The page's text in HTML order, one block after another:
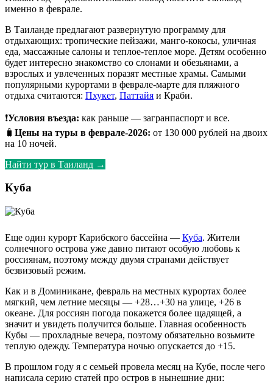
именно в феврале.
В Таиланде предлагают развернутую программу для
отдыхающих: тропические пейзажи, манго-кокосы, уличная
еда, массажные салоны и теплое-теплое море. Детям особенно
будет интересно знакомство со слонами и обезьянами, а
взрослых и увлеченных поразят местные храмы. Самыми
популярными курортами в феврале-марте для пляжного
отдыха считаются: Пхукет, Паттайя и Краби.
❗Условия въезда: как раньше — загранпаспорт и все.
🧳 Цены на туры в феврале-2026: от 130 000 рублей на двоих
на 10 ночей.
Найти тур в Таиланд →
Куба
Еще один курорт Карибского бассейна — Куба. Жители
солнечного острова уже давно питают особую любовь к
россиянам, поэтому между двумя странами действует
безвизовый режим.
Как и в Доминикане, февраль на местных курортах более
мягкий, чем летние месяцы — +28…+30 на улице, +26 в
океане. Для россиян погода покажется более щадящей, а
значит и увидеть получится больше. Главная особенность
Кубы — прохладные вечера, поэтому обязательно возьмите
теплую одежду. Температура ночью опускается до +15.
В прошлом году я с семьей провела месяц на Кубе, после чего
написала серию статей про остров в нынешние дни: